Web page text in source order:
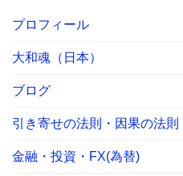
プロフィール
大和魂（日本）
ブログ
引き寄せの法則・因果の法則
金融・投資・FX(為替)